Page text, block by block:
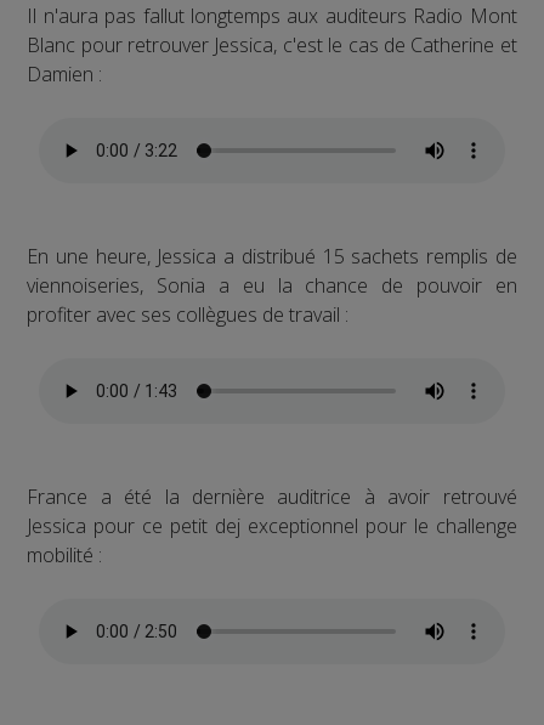
Il n'aura pas fallut longtemps aux auditeurs Radio Mont
Blanc pour retrouver Jessica, c'est le cas de Catherine et
Damien :
En une heure, Jessica a distribué 15 sachets remplis de
viennoiseries, Sonia a eu la chance de pouvoir en
profiter avec ses collègues de travail :
France a été la dernière auditrice à avoir retrouvé
Jessica pour ce petit dej exceptionnel pour le challenge
mobilité :